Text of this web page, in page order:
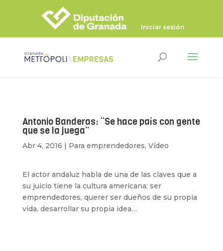
Iniciar sesión
Antonio Banderas: “Se hace país con gente
que se la juega”
Abr 4, 2016 | Para emprendedores, Vídeo
El actor andaluz habla de una de las claves que a
su juicio tiene la cultura americana: ser
emprendedores, querer ser dueños de su propia
vida, desarrollar su propia idea…